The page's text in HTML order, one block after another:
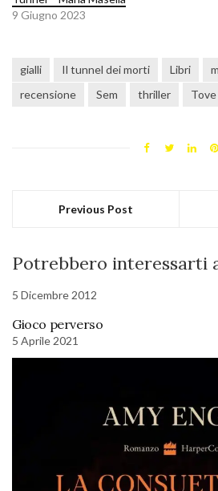
9 Giugno 2023
gialli Il tunnel dei morti Libri
recensione
Sem thriller
Previous Post
Potrebbero interessarti
5 Dicembre 2012
Gioco perverso
5 Aprile 2021